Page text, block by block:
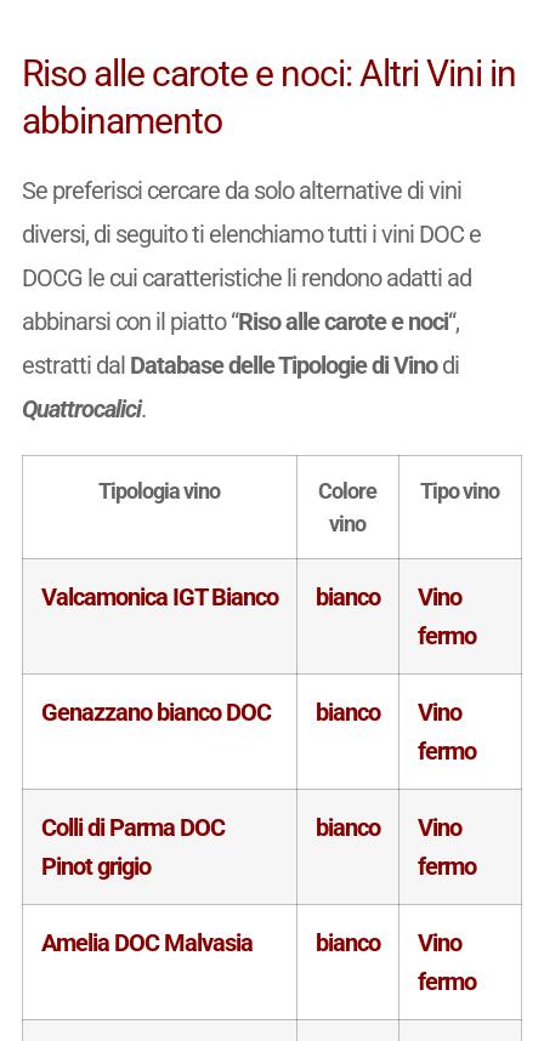
Riso alle carote e noci: Altri Vini in
abbinamento
Se preferisci cercare da solo alternative di vini
diversi, di seguito ti elenchiamo tutti i vini DOC e
DOCG le cui caratteristiche li rendono adatti ad
abbinarsi con il piatto “Riso alle carote e noci“,
estratti dal Database delle Tipologie di Vinodi
Quattrocalici.
Tipologia vino
Colore
vino
Tipo vino
Valcamonica IGT Bianco bianco
Vino
fermo
Genazzano bianco DOC bianco
Vino
fermo
Colli di Parma DOC
Pinot grigio
bianco
Vino
fermo
Amelia DOC Malvasia bianco
Vino
fermo